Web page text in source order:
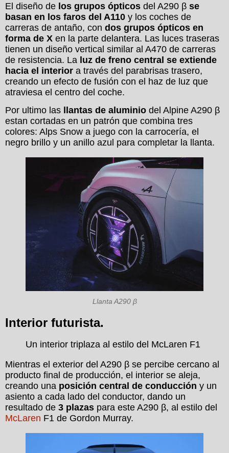
El diseño de los grupos ópticos del A290 β se
basan en los faros del A110 y los coches de
carreras de antaño, con dos grupos ópticos en
forma de X en la parte delantera. Las luces traseras
tienen un diseño vertical similar al A470 de carreras
de resistencia. La luz de freno central se extiende
hacia el interior a través del parabrisas trasero,
creando un efecto de fusión con el haz de luz que
atraviesa el centro del coche.
Por ultimo las llantas de aluminio del Alpine A290 β
estan cortadas en un patrón que combina tres
colores: Alps Snow a juego con la carrocería, el
negro brillo y un anillo azul para completar la llanta.
Llanta A290 β
Interior futurista.
Un interior triplaza al estilo del McLaren F1
Mientras el exterior del A290 β se percibe cercano al
producto final de producción, el interior se aleja,
creando una posición central de conducción y un
asiento a cada lado del conductor, dando un
resultado de 3 plazas para este A290 β, al estilo del
McLaren F1 de Gordon Murray.